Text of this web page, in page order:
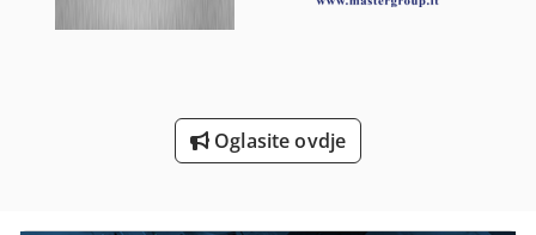
Strojevi Za Čišćenje
Oglasite ovdje